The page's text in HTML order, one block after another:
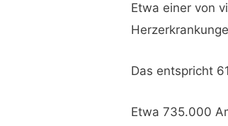
Etwa einer von
Das entspricht
Etwa 735.000